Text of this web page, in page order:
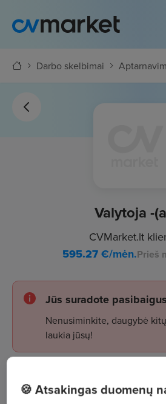
Darbo skelbimai
Valytoja -
CVMarket.lt
595.27€/mėn.Prieš
Jūs suradote
Nenusiminkite, daugybė
laukia jūsų!
Žiūrėti
🍪 Atsakingas duomenų